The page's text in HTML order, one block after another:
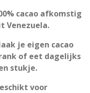
cacao afkomstig
Venezuela.
je eigen cacao
of eet dagelijks
stukje.
voor